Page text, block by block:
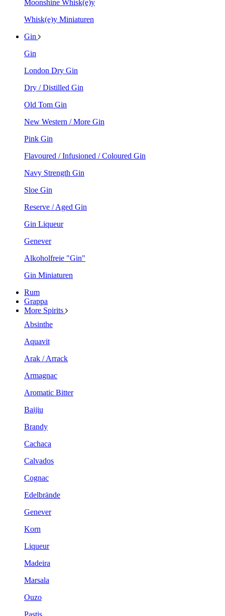
Moonshine Whisk(e)y
Whisk(e)y Miniaturen
Gin
Gin
London Dry Gin
Dry / Distilled Gin
Old Tom Gin
New Western / More Gin
Pink Gin
Flavoured / Infusioned / Coloured Gin
Navy Strength Gin
Sloe Gin
Reserve / Aged Gin
Gin Liqueur
Genever
Alkoholfreie "Gin"
Gin Miniaturen
Rum
Grappa
More Spirits
Absinthe
Aquavit
Arak / Arrack
Armagnac
Aromatic Bitter
Baijiu
Brandy
Cachaca
Calvados
Cognac
Edelbrände
Genever
Korn
Liqueur
Madeira
Marsala
Ouzo
Pastis